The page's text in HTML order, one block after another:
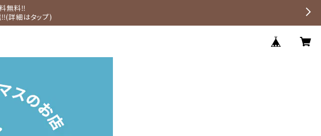
無料‼︎
詳細はタップ)